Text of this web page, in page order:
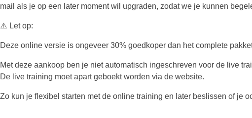
mail als je op een later moment wil upgraden, zodat we je kunnen
⚠️ Let op:
Deze online versie is ongeveer 30% goedkoper dan het complete
Met deze aankoop ben je niet automatisch ingeschreven voor de live
De live training moet apart geboekt worden via de website.
Zo kun je flexibel starten met de online training en later beslissen of je